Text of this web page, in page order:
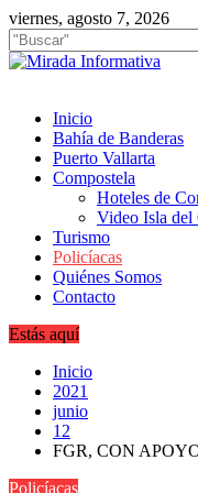
Saltar
al
contenido
viernes, agosto 7, 2026
Inicio
Bahía de Banderas
Puerto Vallarta
Compostela
Hoteles de
Video Isla del
Turismo
Policíacas
Quiénes Somos
Contacto
Estás aquí
Inicio
2021
junio
12
FGR, CON
Policíacas